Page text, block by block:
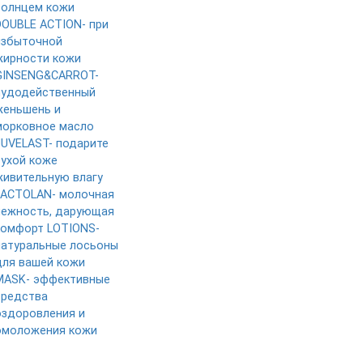
кожи
ACTION- при
кожи
и
масло
подарите
коже
влагу
молочная
дарующая
LOTIONS-
лосьоны
вашей кожи
эффективные
и
кожи